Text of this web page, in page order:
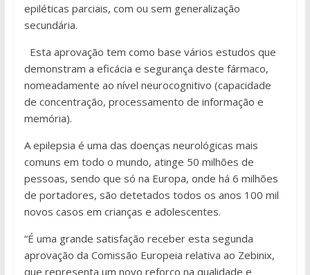
epiléticas parciais, com ou sem generalização
secundária.
Esta aprovação tem como base vários estudos que
demonstram a eficácia e segurança deste fármaco,
nomeadamente ao nível neurocognitivo (capacidade
de concentração, processamento de informação e
memória).
A epilepsia é uma das doenças neurológicas mais
comuns em todo o mundo, atinge 50 milhões de
pessoas, sendo que só na Europa, onde há 6 milhões
de portadores, são detetados todos os anos 100 mil
novos casos em crianças e adolescentes.
“É uma grande satisfação receber esta segunda
aprovação da Comissão Europeia relativa ao Zebinix,
que representa um novo reforço na qualidade e